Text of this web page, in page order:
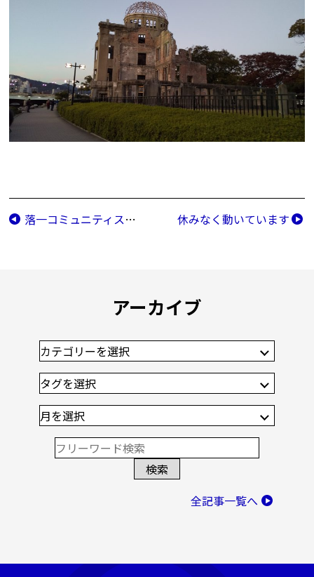
落一コミュニティスポーツ大会 休みなく動いています
アーカイブ
全記事一覧へ